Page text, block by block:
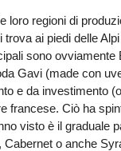
loro regioni di
ai piedi delle
sono
Gavi (made con
e da investimento
francese. Ciò ha
visto è il graduale
o anche